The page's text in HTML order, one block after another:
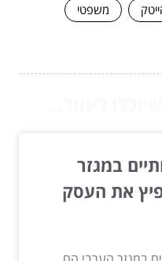
משפטי
במגזר
להקפיץ את העסק